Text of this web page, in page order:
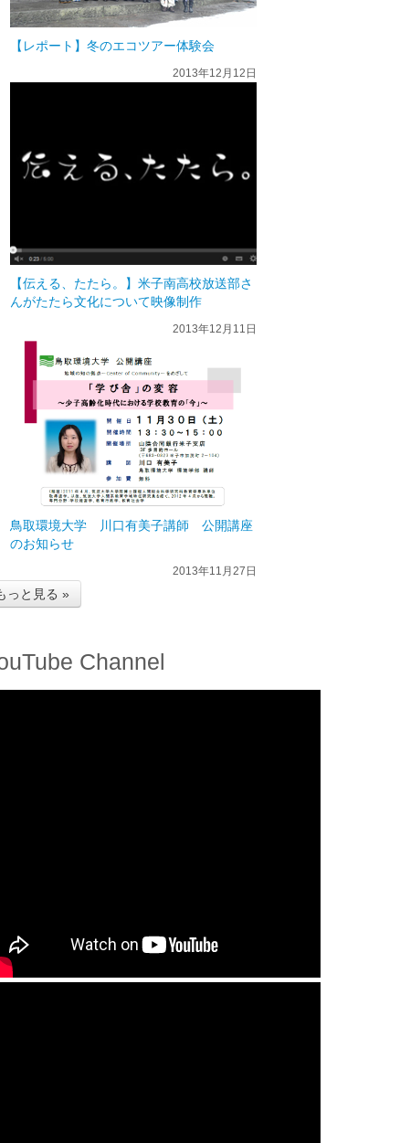
【レポート】冬のエコツアー体験会
2013年12月12日
【伝える、たたら。】米子南高校放送部さ
んがたたら文化について映像制作
2013年12月11日
鳥取環境大学 川口有美子講師 公開講座
のお知らせ
2013年11月27日
っと見る »
Channel